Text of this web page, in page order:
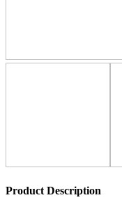
Product Description